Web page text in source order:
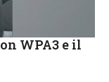
WPA3 e il